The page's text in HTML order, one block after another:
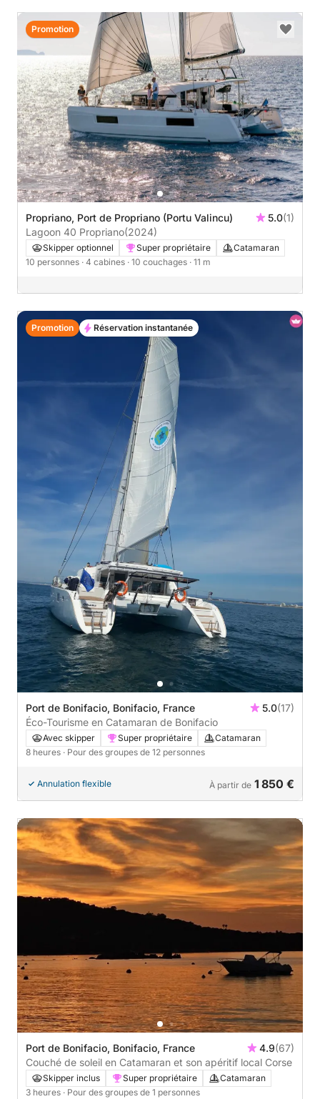
Propriano, Port de Propriano (Portu Valincu) 5.0(1)
Lagoon 40 Propriano(2024)
Skipper optionnel Super propriétaire
Catamaran
10 personnes · 4 cabines · 10 couchages · 11 m
Promotion
Port de Bonifacio, Bonifacio, France 5.0(17)
Éco-Tourisme en Catamaran de Bonifacio
Avec skipper Super propriétaire
Catamaran
8 heures · Pour des groupes de 12 personnes
Annulation flexible À partir de 1 850 €
Promotion Réservation instantanée
Port de Bonifacio, Bonifacio, France 4.9(67)
Couché de soleil en Catamaran et son apéritif local Corse
Skipper inclus Super propriétaire
Catamaran
3 heures · Pour des groupes de 1 personnes